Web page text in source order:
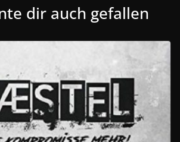
dir auch gefallen